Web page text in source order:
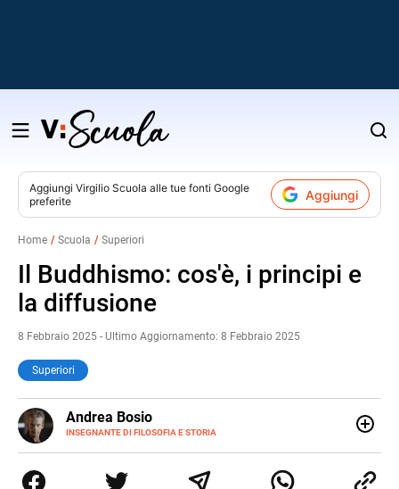
Salta
contenuto
Aggiungi Virgilio Scuola alle tue fonti Google
preferite
Aggiungi
Home Scuola Superiori
Il Buddhismo: cos'è, i principi e
la diffusione
8 Febbraio 2025 - Ultimo Aggiornamento: 8 Febbraio 2025
Superiori
Andrea Bosio
INSEGNANTE DI FILOSOFIA E STORIA
E-
MAIL
occupandosi di storia della comunicazione scientifica e di